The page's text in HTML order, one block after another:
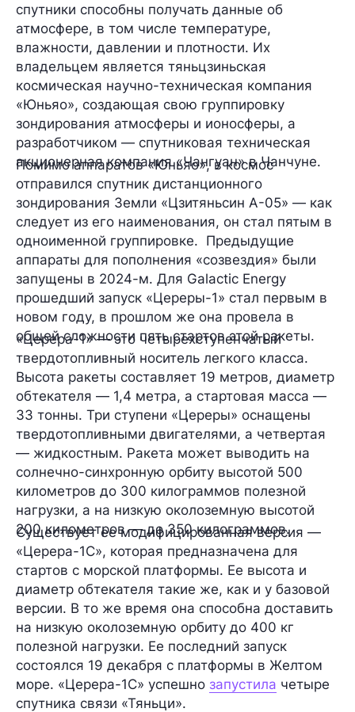
спутники способны получать данные об
атмосфере, в том числе температуре,
влажности, давлении и плотности. Их
владельцем является тяньцзиньская
космическая научно-техническая компания
«Юньяо», создающая свою группировку
зондирования атмосферы и ионосферы, а
разработчиком — спутниковая техническая
акционерная компания«Чангуан»в Чанчуне.
Помимо аппаратов «Юньяо», в космос
отправился спутник дистанционного
зондирования Земли «Цзитяньсин А-05» — как
следует из его наименования, он стал пятым в
одноименной группировке. Предыдущие
аппараты для пополнения «созвездия» были
запущены в 2024-м. Для Galactic Energy
прошедший запуск «Цереры-1» стал первым в
новом году, в прошлом же она провела в
общей сложности пять стартов этой ракеты.
«Церера-1» — это четырехступенчатый
твердотопливный носитель легкого класса.
Высота ракеты составляет 19 метров, диаметр
обтекателя — 1,4 метра, а стартовая масса —
33 тонны. Три ступени «Цереры» оснащены
твердотопливными двигателями, а четвертая
— жидкостным. Ракета может выводить на
солнечно-синхронную орбиту высотой 500
километров до 300 килограммов полезной
нагрузки, а на низкую околоземную высотой
200 километров —до 350 килограммов.
Существует еемодифицированнаяверсия —
«Церера-1С», которая предназначена для
стартов с морской платформы. Ее высота и
диаметр обтекателя такие же, как и у базовой
версии. В то же время она способна доставить
на низкую околоземную орбиту до 400 кг
полезной нагрузки. Ее последний запуск
состоялся 19 декабря с платформы в Желтом
море. «Церера-1С» успешно запустила четыре
спутника связи «Тяньци».